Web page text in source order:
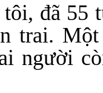
đã 55
trai.
người